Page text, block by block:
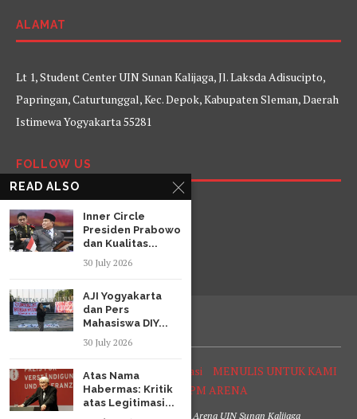
ALAMAT
Lt 1, Student Center UIN Sunan Kalijaga, Jl. Laksda Adisucipto,
Papringan, Caturtunggal, Kec. Depok, Kabupaten Sleman, Daerah
Istimewa Yogyakarta 55281
FOLLOW US
Facebook
TwitterInstagramYouTube
Tentang Arena Struktur Organisasi
MENULIS UNTUK KAMI
SOP Reporter LPM ARENA
@2020 Lembaga Pers Mahasiswa Arena UIN Sunan Kalijaga
READ ALSO
Inner Circle
Presiden Prabowo
dan Kualitas...
30 July 2026
AJI Yogyakarta
dan Pers
Mahasiswa DIY...
30 July 2026
Atas Nama
Habermas: Kritik
atas Legitimasi...